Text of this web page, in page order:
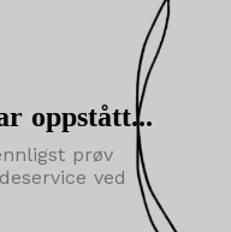
oppstått...
prøv
ved